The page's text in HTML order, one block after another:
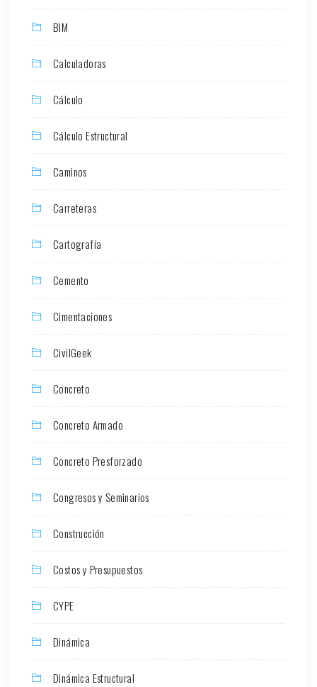
BIM
Calculadoras
Cálculo
Cálculo Estructural
Caminos
Carreteras
Cartografía
Cemento
Cimentaciones
CivilGeek
Concreto
Concreto Armado
Concreto Presforzado
Congresos y Seminarios
Construcción
Costos y Presupuestos
CYPE
Dinámica
Dinámica Estructural